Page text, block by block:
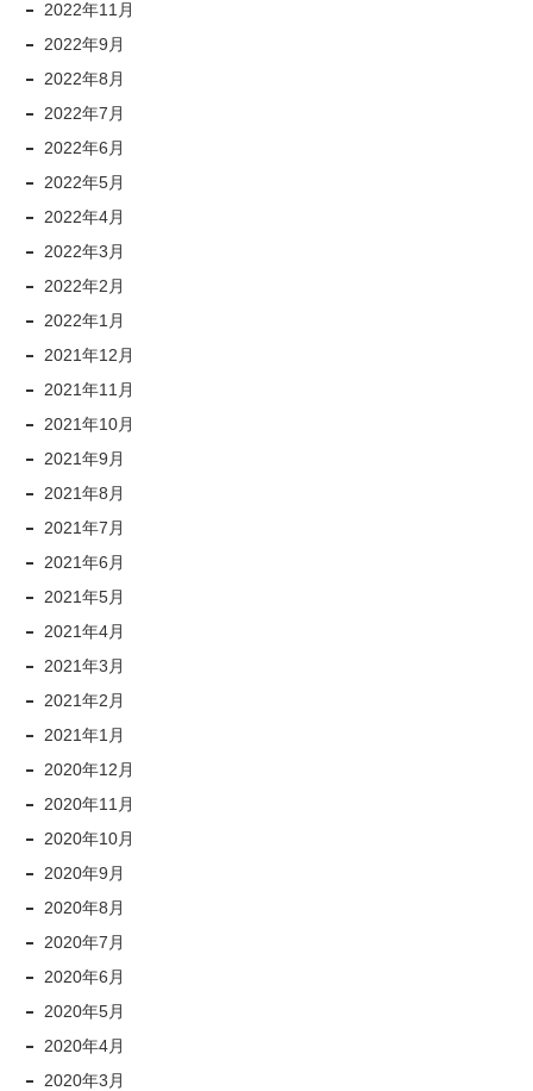
2022年11月
2022年9月
2022年8月
2022年7月
2022年6月
2022年5月
2022年4月
2022年3月
2022年2月
2022年1月
2021年12月
2021年11月
2021年10月
2021年9月
2021年8月
2021年7月
2021年6月
2021年5月
2021年4月
2021年3月
2021年2月
2021年1月
2020年12月
2020年11月
2020年10月
2020年9月
2020年8月
2020年7月
2020年6月
2020年5月
2020年4月
2020年3月